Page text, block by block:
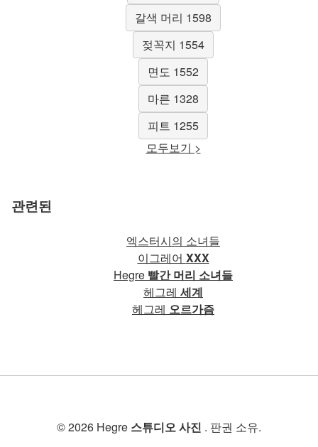
갈색 머리 1598
젖꼭지 1554
면도 1552
마른 1328
피트 1255
모두보기 >
관련된
엑스터시의 소녀들
이그레어 XXX
Hegre 빨간 머리 소녀들
헤그레 세계
헤그레 오르가즘
© 2026 Hegre 스튜디오 사진 . 판권 소유.